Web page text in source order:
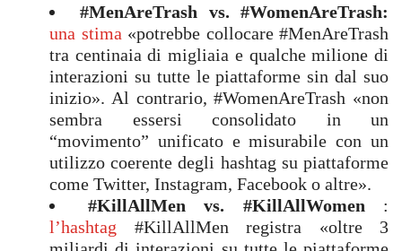
#MenAreTrash vs. #WomenAreTrash:
una stima «potrebbe collocare #MenAreTrash
tra centinaia di migliaia e qualche milione di
interazioni su tutte le piattaforme sin dal suo
inizio». Al contrario, #WomenAreTrash «non
sembra essersi consolidato in un
“movimento” unificato e misurabile con un
utilizzo coerente degli hashtag su piattaforme
come Twitter, Instagram, Facebook o altre».
#KillAllMen vs. #KillAllWomen :
l’hashtag #KillAllMen registra «oltre 3